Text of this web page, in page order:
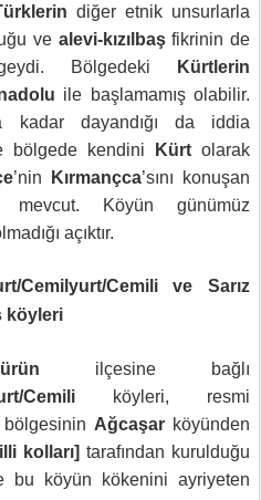
diğer etnik unsurlarla
ve alevi-kızılbaşfikrinin de
Bölgedeki
Kürtlerin
ile başlamamış olabilir.
kadar dayandığı da iddia
bölgede kendini
Kürt olarak
’nin Kırmançca’sını konuşan
Köyün günümüz
açıktır.
Cemilyurt/Cemili ve Sarız
köyleri
ilçesine bağlı
Cemili
köyleri, resmi
bölgesinin Ağcaşar köyünden
kolları] tarafından kurulduğu
bu köyün kökenini ayriyeten